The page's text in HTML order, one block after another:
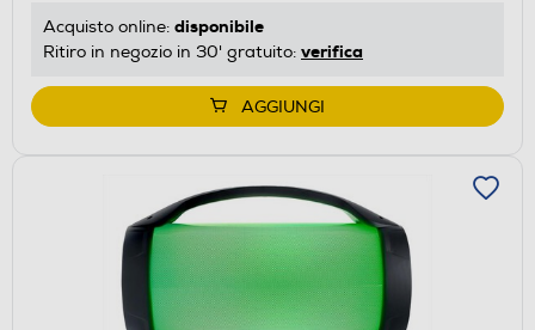
Acquisto online: disponibile
Ritiro in negozio in 30' gratuito: verifica
AGGIUNGI